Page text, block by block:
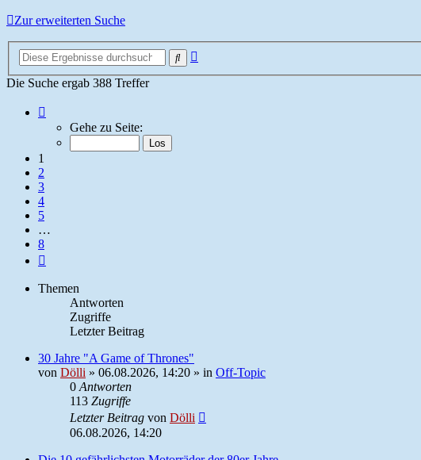
Zur erweiterten Suche
Suche
Die Suche ergab 388 Treffer
von
Gehe zu Seite:
1
2
3
4
5
…
8
Themen
Antworten
Zugriffe
Letzter Beitrag
30 Jahre "A Game of Thrones"
von Dölli » 06.08.2026, 14:20 » in Off-Topic
0 Antworten
113 Zugriffe
Letzter Beitrag von Dölli
06.08.2026, 14:20